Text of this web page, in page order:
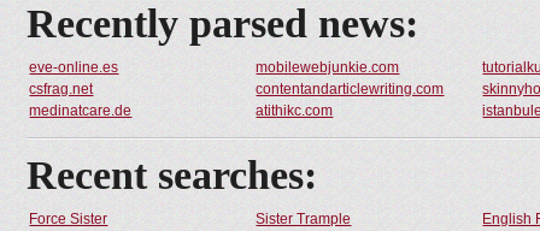
Recently parsed news:
eve-online.es mobilewebjunkie.com
csfrag.net
contentandarticlewriting.com
medinatcare.de
atithikc.com
Recent searches:
Force Sister Sister Trample
English